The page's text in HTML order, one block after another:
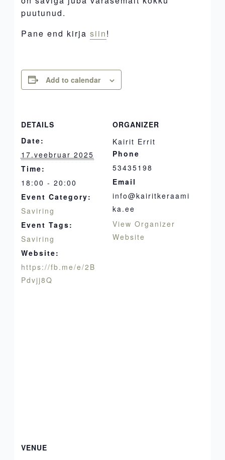
puutunud.
Pane end kirja siin!
Add to calendar
DETAILS
Date:
17.veebruar 2025
Time:
18:00 - 20:00
Event Category:
Saviring
Event Tags:
Saviring
Website:
https://fb.me/e/2B
Pdvjj8Q
ORGANIZER
Kairit Errit
Phone
53435198
Email
info@kairitkeraami
ka.ee
View Organizer
Website
VENUE